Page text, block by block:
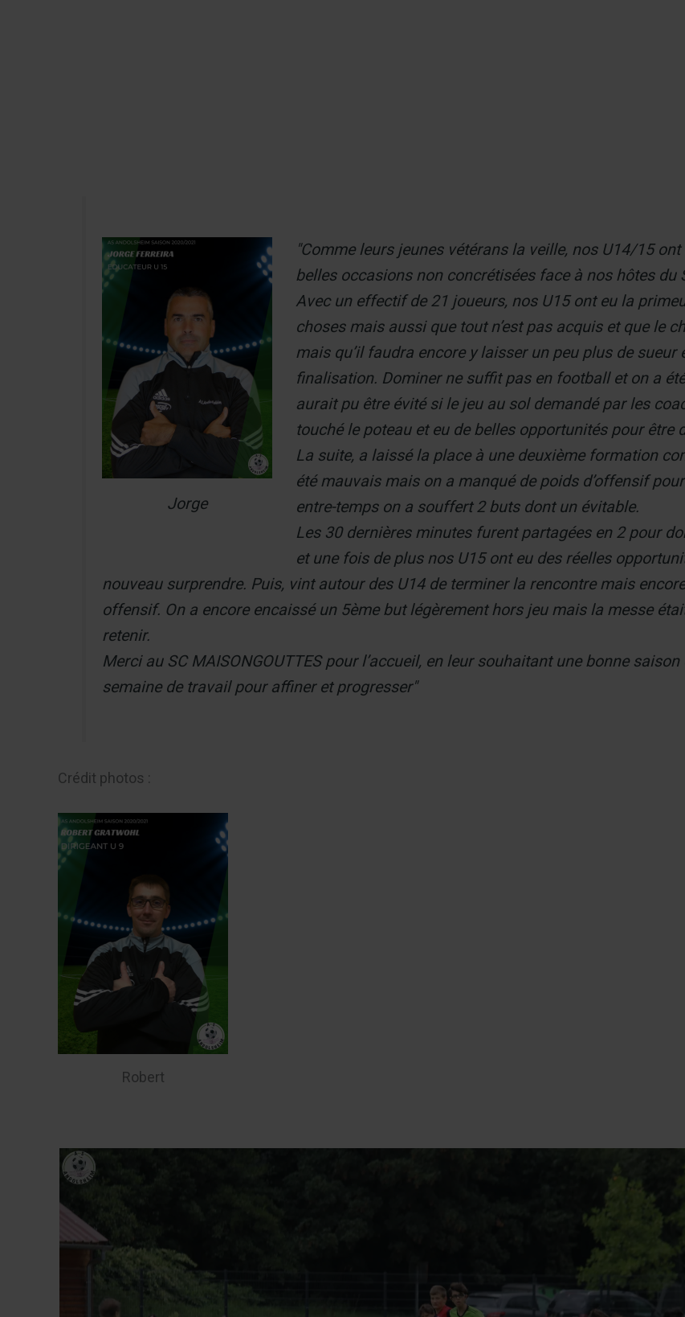
Jorge
"Comme leurs jeunes vétérans la veille, nos U14/15
belles occasions non concrétisées face à nos hôtes du
Avec un effectif de 21 joueurs, nos U15 ont eu la
choses mais aussi que tout n’est pas acquis et que le
mais qu’il faudra encore y laisser un peu plus de sueur
finalisation. Dominer ne suffit pas en football et on a
aurait pu être évité si le jeu au sol demandé par les
touché le poteau et eu de belles opportunités pour être
La suite, a laissé la place à une deuxième formation
été mauvais mais on a manqué de poids d’offensif
entre-temps on a souffert 2 buts dont un évitable.
Les 30 dernières minutes furent partagées en 2 pour
et une fois de plus nos U15 ont eu des réelles
nouveau surprendre. Puis, vint autour des U14 de terminer la rencontre mais
offensif. On a encore encaissé un 5ème but légèrement hors jeu mais la messe
retenir.
Merci au SC MAISONGOUTTES pour l’accueil, en leur souhaitant une bonne
semaine de travail pour affiner et progresser"
Crédit photos :
Robert